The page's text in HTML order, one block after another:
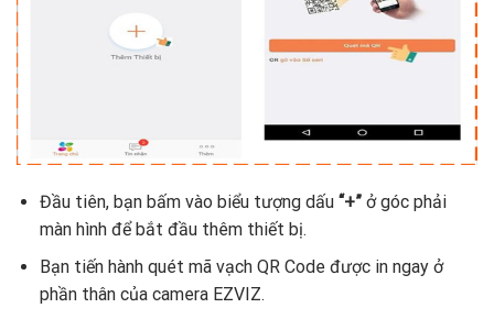
Đầu tiên, bạn bấm vào biểu tượng dấu “+”ở góc phải
màn hình để bắt đầu thêm thiết bị.
Bạn tiến hành quét mã vạch QR Code được in ngay ở
phần thân của camera EZVIZ.